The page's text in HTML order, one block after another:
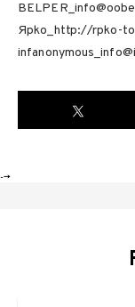
Яpko_http://rpko-
-->